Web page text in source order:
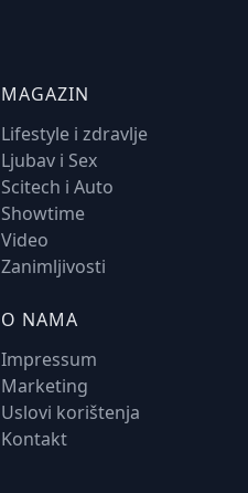
MAGAZIN
Lifestyle i zdravlje
Ljubav i Sex
Scitech i Auto
Showtime
Video
Zanimljivosti
O NAMA
Impressum
Marketing
Uslovi korištenja
Kontakt